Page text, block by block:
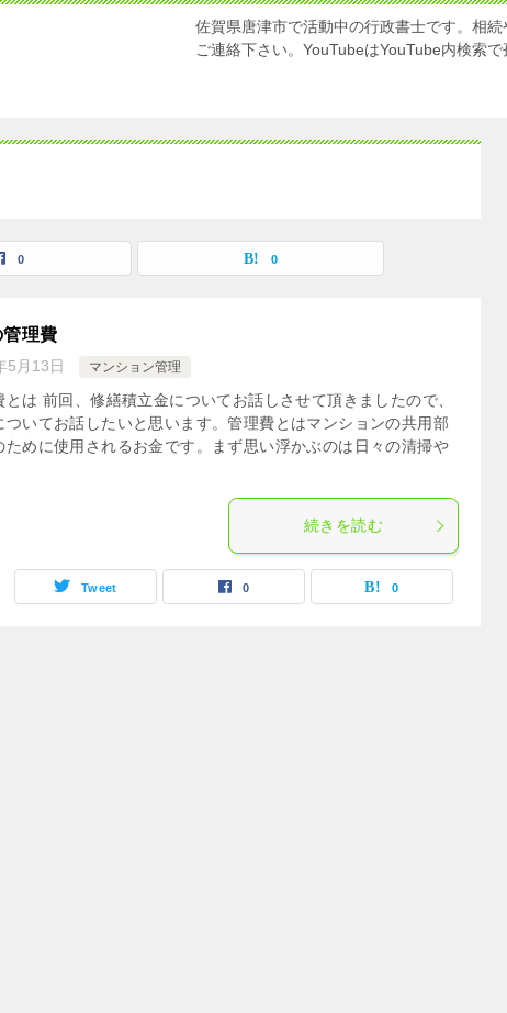
佐賀県唐津市で活動中の行政書士です。相
ご連絡下さい。YouTubeはYouTube内検索で
0 0
理費
5月13日 マンション管理
とは 前回、修繕積立金についてお話しさせて頂きましたので、
ついてお話したいと思います。管理費とはマンションの共用部
ために使用されるお金です。まず思い浮かぶのは日々の清掃や
続きを読む
Tweet 0 0